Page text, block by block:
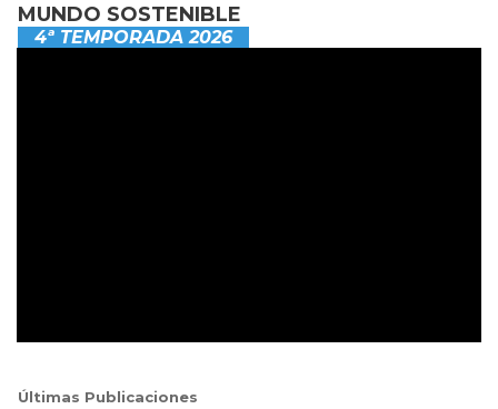
MUNDO SOSTENIBLE
4ª TEMPORADA 2026
Últimas Publicaciones